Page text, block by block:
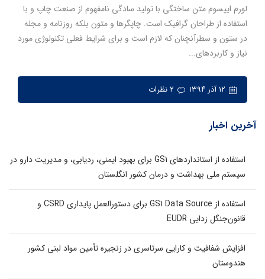
لورم ایپسوم متن ساختگی با تولید سادگی نامفهوم از صنعت چاپ و با
استفاده از طراحان گرافیک است. چاپگرها و متون بلکه روزنامه و مجله
در ستون و سطرآنچنان که لازم است و برای شرایط فعلی تکنولوژی مورد
نیاز و کاربردهای...
آخرین اخبار
استفاده از استانداردهای GS1 برای بهبود ایمنی، ردیابی، و مدیریت دارو در
سیستم ملی بهداشت و درمان کشور انگلستان
استفاده از GS1 Data Source برای دستورالعمل پایداری CSRD و
قانون‌جنگل زدایی EUDR
افزایش شفافیت و کارایی سرتاسری در زنجیره تأمین مواد لبنی کشور
هندوستان